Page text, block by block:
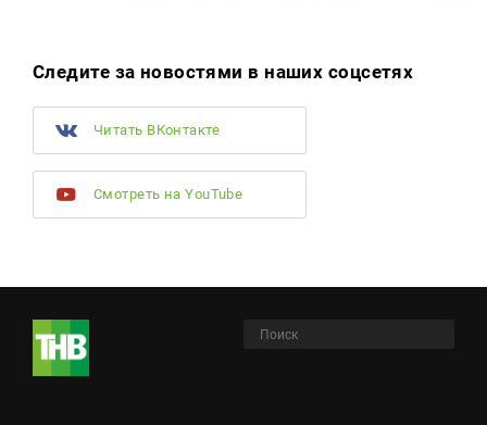
Следите за новостями в наших соцсетях
Читать ВКонтакте
Смотреть на YouTube